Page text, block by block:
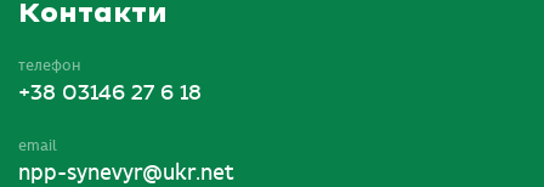
Контакти
телефон
+38 03146 27 6 18
email
npp-synevyr@ukr.net